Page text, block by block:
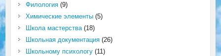
Филология(9)
Химические элементы(5)
Школа мастерства(18)
Школьная документация(26)
Школьному психологу(11)